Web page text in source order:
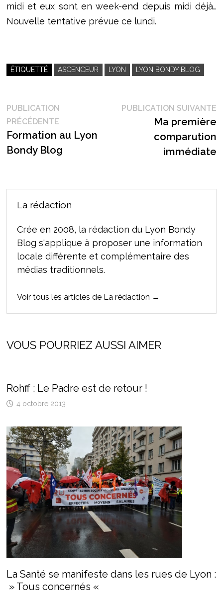
midi et eux sont en week-end depuis midi déjà…
Nouvelle tentative prévue ce lundi.
ÉTIQUETTÉ ASCENCEUR LYON LYON BONDY BLOG
Navigation
de
l’article
PUBLICATION
PRÉCÉDENTEPublication
précédente :
Formation au Lyon
Bondy Blog
PUBLICATION SUIVANTE
Ma première
comparution
immédiate
La rédaction
Crée en 2008, la rédaction du Lyon Bondy
Blog s'applique à proposer une information
locale différente et complémentaire des
médias traditionnels.
Voir tous les articles de La rédaction →
VOUS POURRIEZ AUSSI AIMER
Rohff : Le Padre est de retour !
4 octobre 2013
La Santé se manifeste dans les rues de Lyon :
» Tous concernés «